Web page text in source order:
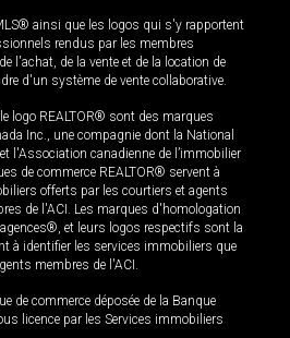
ainsi que les logos qui s'y rapportent
rendus par les membres
l'achat, de la vente et de la location de
d'un système de vente collaborative.
logo REALTOR® sont des marques
Inc., une compagnie dont la National
l'Association canadienne de l’immobilier
de commerce REALTOR® servent à
offerts par les courtiers et agents
de l'ACI. Les marques d'homologation
et leurs logos respectifs sont la
à identifier les services immobiliers que
membres de l'ACI.
de commerce déposée de la Banque
licence par les Services immobiliers